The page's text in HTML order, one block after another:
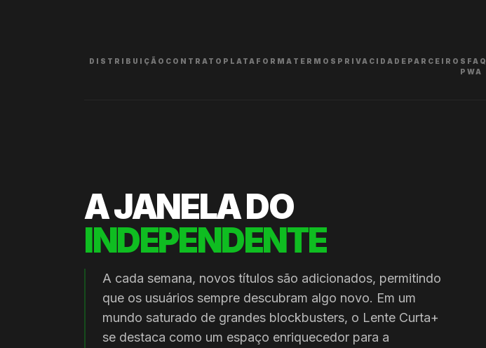
DISTRIBUIÇÃO CONTRATO PLATAFORMA TERMOS PRIVACIDADE PARCEIROS FAQ
PWA
A JANELA DO
INDEPENDENTE
A cada semana, novos títulos são adicionados, permitindo
que os usuários sempre descubram algo novo. Em um
mundo saturado de grandes blockbusters, o Lente Curta+
se destaca como um espaço enriquecedor para a